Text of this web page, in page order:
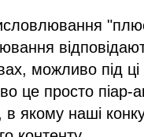
можливо під ці
це просто піар-
в якому наші